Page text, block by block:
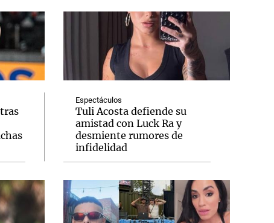
Espectáculos
Tuli Acosta defiende su
amistad con Luck Ra y
desmiente rumores de
infidelidad
Groenlandia
Notas